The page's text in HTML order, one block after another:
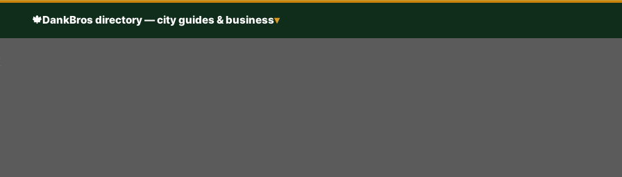
🍁DankBros directory — city guides & business▾